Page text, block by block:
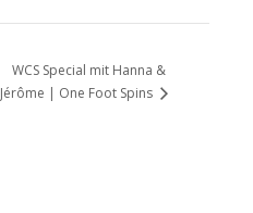
WCS Special mit Hanna &
Jérôme | One Foot Spins